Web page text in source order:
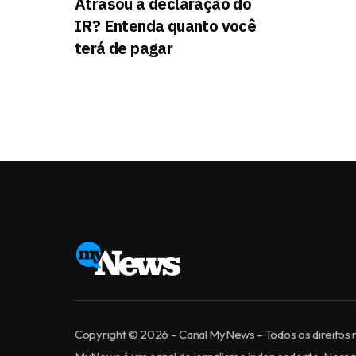
IR? Entenda quanto você
terá de pagar
Copyright © 2026 – Canal MyNews – Todos os direitos